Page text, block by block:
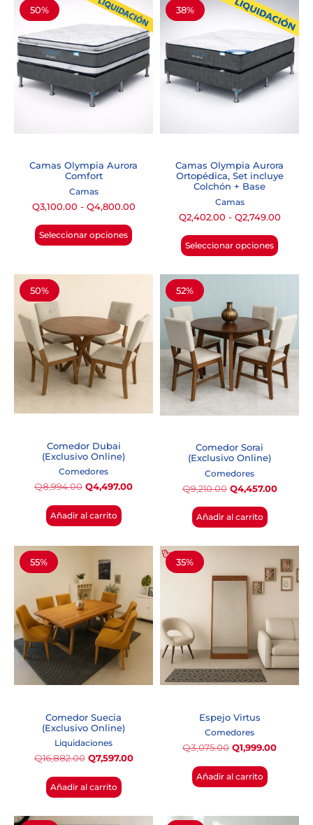
50%
Camas Olympia Aurora
Comfort
Camas
Q3,100.00 - Q4,800.00
Seleccionar opciones
38%
Camas Olympia Aurora
Ortopédica, Set incluye
Colchón + Base
Camas
Q2,402.00 - Q2,749.00
Seleccionar opciones
50%
Comedor Dubai
(Exclusivo Online)
Comedores
Q8,994.00 Q4,497.00
Añadir al carrito
52%
Comedor Sorai
(Exclusivo Online)
Comedores
Q9,210.00 Q4,457.00
Añadir al carrito
55%
Comedor Suecia
(Exclusivo Online)
Liquidaciones
Q16,882.00 Q7,597.00
Añadir al carrito
35%
Espejo Virtus
Comedores
Q3,075.00 Q1,999.00
Añadir al carrito